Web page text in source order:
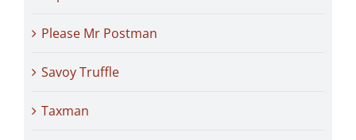
Please Mr Postman
Savoy Truffle
Taxman